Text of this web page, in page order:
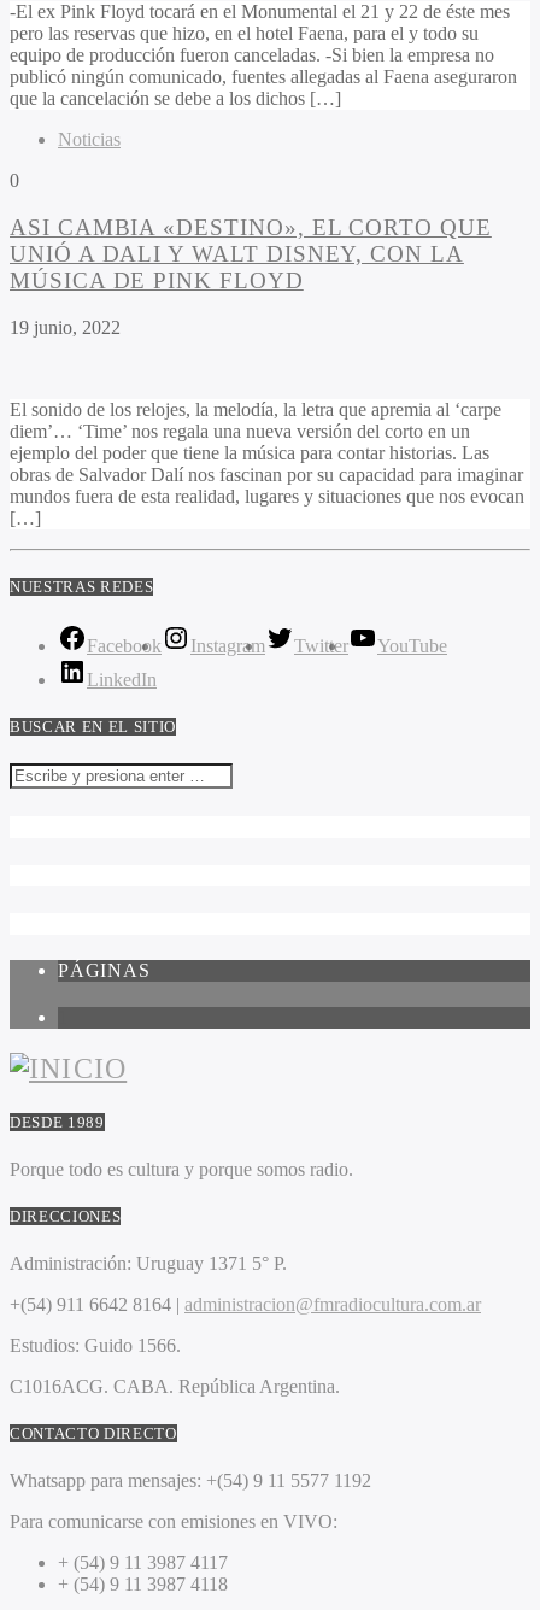
-El ex Pink Floyd tocará en el Monumental el 21 y 22 de éste mes
pero las reservas que hizo, en el hotel Faena, para el y todo su
equipo de producción fueron canceladas. -Si bien la empresa no
publicó ningún comunicado, fuentes allegadas al Faena aseguraron
que la cancelación se debe a los dichos […]
Noticias
0
ASI CAMBIA «DESTINO», EL CORTO QUE
UNIÓ A DALI Y WALT DISNEY, CON LA
MÚSICA DE PINK FLOYD
19 junio, 2022
El sonido de los relojes, la melodía, la letra que apremia al ‘carpe
diem’… ‘Time’ nos regala una nueva versión del corto en un
ejemplo del poder que tiene la música para contar historias. Las
obras de Salvador Dalí nos fascinan por su capacidad para imaginar
mundos fuera de esta realidad, lugares y situaciones que nos evocan
[…]
NUESTRAS REDES
Facebook Instagram Twitter
YouTube
LinkedIn
BUSCAR EN EL SITIO
PÁGINAS
DESDE 1989
Porque todo es cultura y porque somos radio.
DIRECCIONES
Administración: Uruguay 1371 5° P.
+(54) 911 6642 8164 | administracion@fmradiocultura.com.ar
Estudios: Guido 1566.
C1016ACG. CABA. República Argentina.
CONTACTO DIRECTO
Whatsapp para mensajes: +(54) 9 11 5577 1192
Para comunicarse con emisiones en VIVO:
+ (54) 9 11 3987 4117
+ (54) 9 11 3987 4118